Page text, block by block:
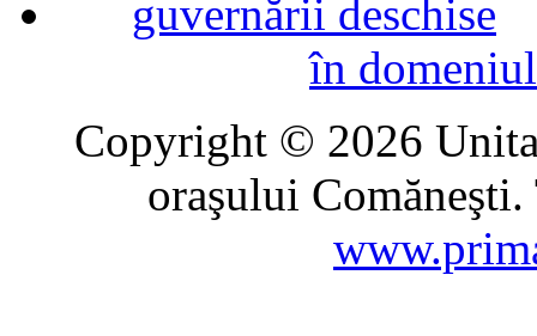
în
Copyright © 2026
oraşului